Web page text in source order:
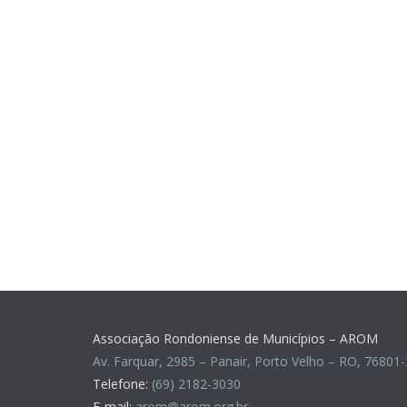
Associação Rondoniense de Municípios – AROM
Av. Farquar, 2985 – Panair, Porto Velho – RO,
Telefone: (69) 2182-3030